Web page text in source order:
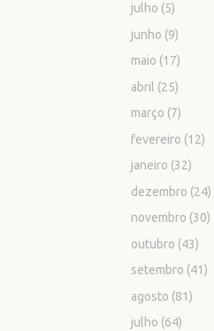
julho (5)
junho (9)
maio (17)
abril (25)
março (7)
fevereiro (12)
janeiro (32)
dezembro (24)
novembro (30)
outubro (43)
setembro (41)
agosto (81)
julho (64)